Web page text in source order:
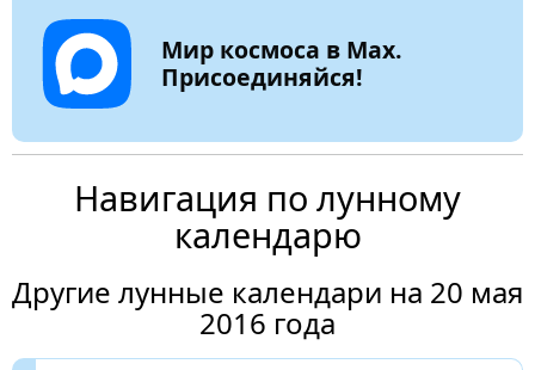
Мир космоса в Max.
Присоединяйся!
Навигация по лунному
календарю
Другие лунные календари на 20 мая
2016 года